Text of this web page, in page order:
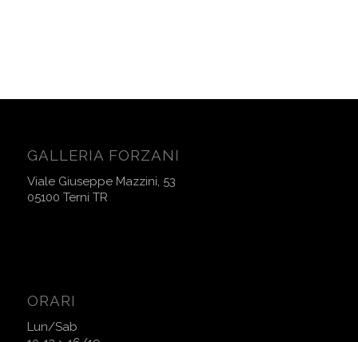
GALLERIA FORZANI
Viale Giuseppe Mazzini, 53
05100 Terni TR
ORARI
Lun/Sab